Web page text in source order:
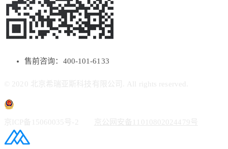
售前咨询：400-101-6133